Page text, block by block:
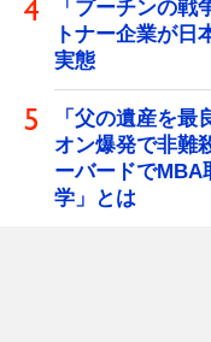
「プーチンの
トナー企業が日
実態
「父の遺産を
オン爆発で非難
ーバードで
学」とは